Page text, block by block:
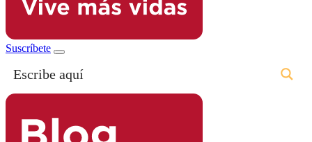
Suscríbete